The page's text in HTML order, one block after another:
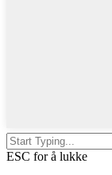
ESC for å lukke